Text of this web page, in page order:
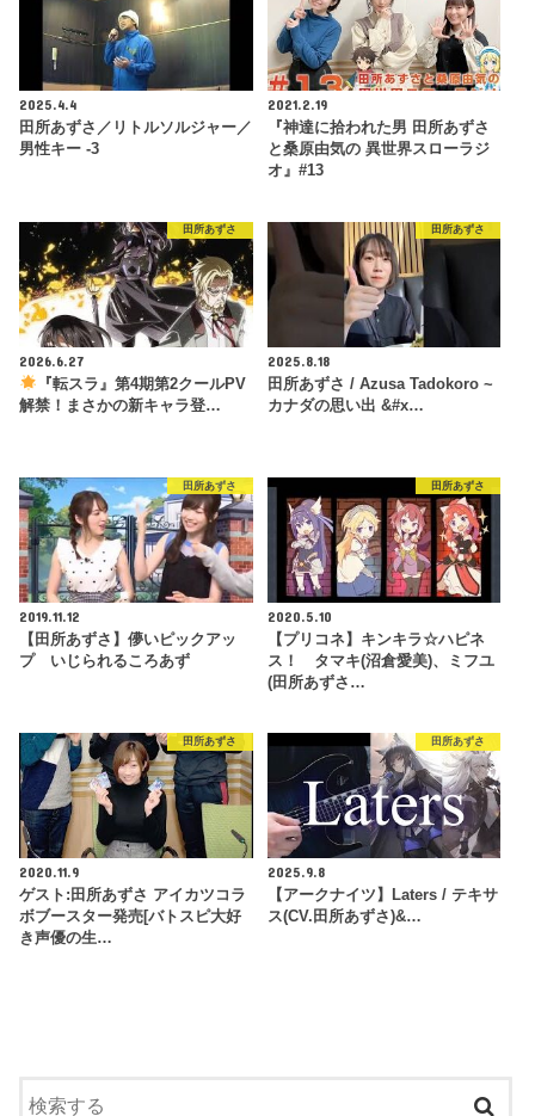
2025.4.4
田所あずさ／リトルソルジャー／
男性キー -3
2021.2.19
『神達に拾われた男 田所あずさ
と桑原由気の 異世界スローラジ
オ』#13
田所あずさ
2026.6.27
『転スラ』第4期第2クールPV
解禁！まさかの新キャラ登…
田所あずさ
2025.8.18
田所あずさ / Azusa Tadokoro ~
カナダの思い出 &#x…
田所あずさ
2019.11.12
【田所あずさ】儚いピックアッ
プ いじられるころあず
田所あずさ
2020.5.10
【プリコネ】キンキラ☆ハピネ
ス！ タマキ(沼倉愛美)、ミフユ
(田所あずさ…
田所あずさ
2020.11.9
ゲスト:田所あずさ アイカツコラ
ボブースター発売[バトスピ大好
き声優の生…
田所あずさ
2025.9.8
【アークナイツ】Laters / テキサ
ス(CV.田所あずさ)&…